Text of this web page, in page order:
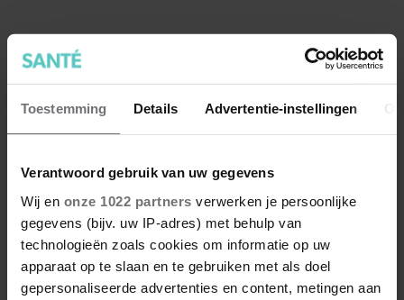
Toestemming Details Advertentie-instellingen
Verantwoord gebruik van uw gegevens
Wij en onze 1022 partners verwerken je persoonlijke
gegevens (bijv. uw IP-adres) met behulp van
technologieën zoals cookies om informatie op uw
apparaat op te slaan en te gebruiken met als doel
gepersonaliseerde advertenties en content, metingen aan
Wat kun je beter op je brood
smeren: roomboter of
margarine?